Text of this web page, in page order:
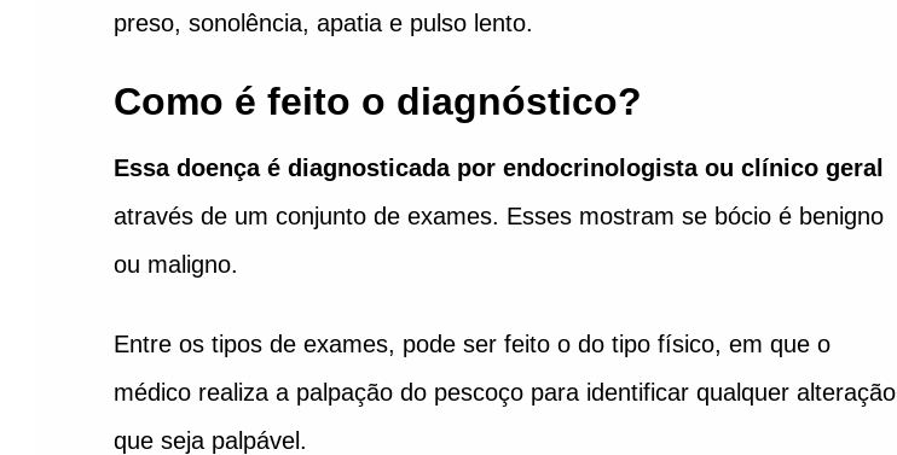
preso, sonolência, apatia e pulso lento.
Como é feito o diagnóstico?
Essa doença é diagnosticada por endocrinologista ou clínico geral
através de um conjunto de exames. Esses mostram se bócio é benigno
ou maligno.
Entre os tipos de exames, pode ser feito o do tipo físico, em que o
médico realiza a palpação do pescoço para identificar qualquer alteração
que seja palpável.